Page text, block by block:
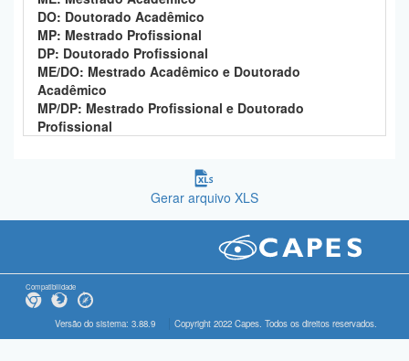
DO: Doutorado Acadêmico
MP: Mestrado Profissional
DP: Doutorado Profissional
ME/DO: Mestrado Acadêmico e Doutorado
Acadêmico
MP/DP: Mestrado Profissional e Doutorado
Profissional
Gerar arquivo XLS
Compatibilidade
Versão do sistema: 3.88.9 Copyright 2022 Capes. Todos os direitos reservados.